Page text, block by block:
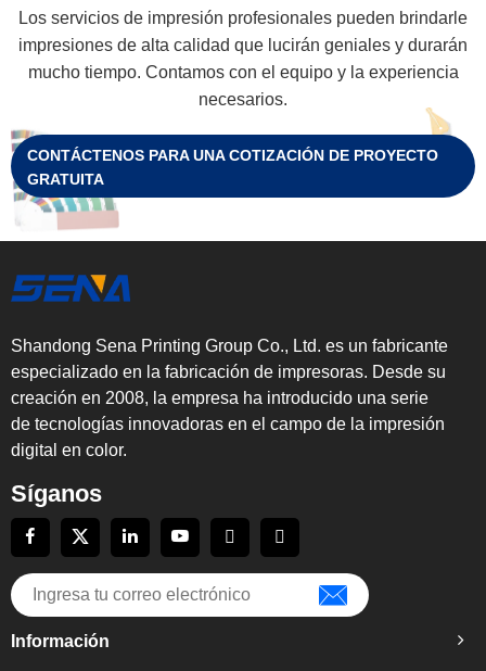
Los servicios de impresión profesionales pueden brindarle
impresiones de alta calidad que lucirán geniales y durarán
mucho tiempo. Contamos con el equipo y la experiencia
necesarios.
CONTÁCTENOS PARA UNA COTIZACIÓN DE PROYECTO
GRATUITA
Shandong Sena Printing Group Co., Ltd. es un fabricante
especializado en la fabricación de impresoras. Desde su
creación en 2008, la empresa ha introducido una serie
de tecnologías innovadoras en el campo de la impresión
digital en color.
Síganos
Información